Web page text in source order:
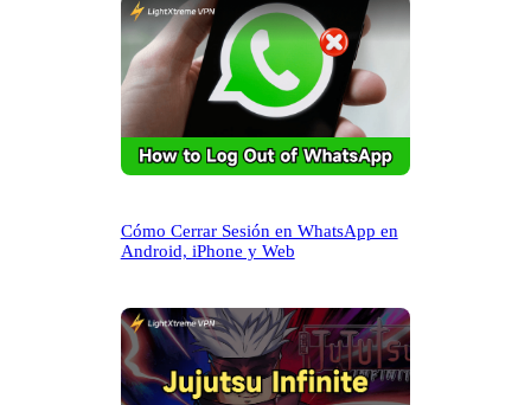
Cómo Cerrar Sesión en WhatsApp en
Android, iPhone y Web